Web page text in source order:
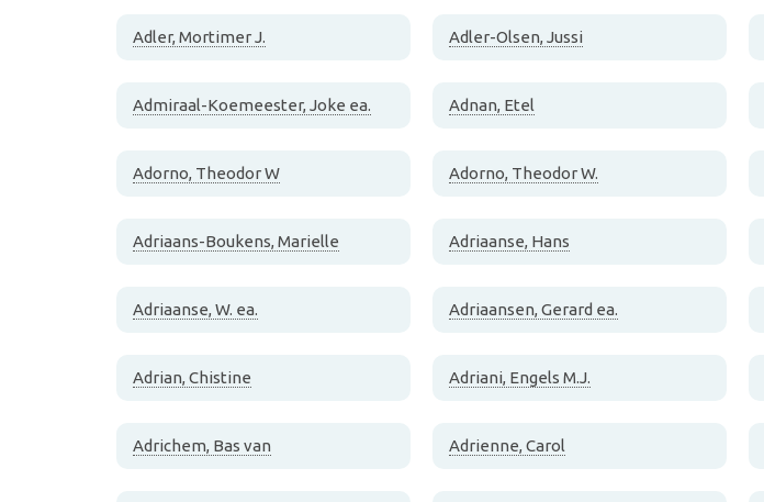
Adler, Mortimer J. Adler-Olsen, Jussi
Admiraal-Koemeester, Joke ea. Adnan, Etel
Adorno, Theodor W Adorno, Theodor W.
Adriaans-Boukens, Marielle Adriaanse, Hans
Adriaanse, W. ea. Adriaansen, Gerard ea.
Adrian, Chistine Adriani, Engels M.J.
Adrichem, Bas van Adrienne, Carol